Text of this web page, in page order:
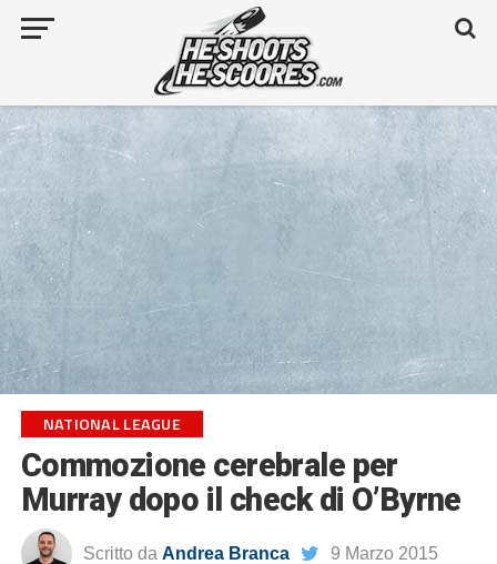
NATIONAL LEAGUE
Commozione cerebrale per
Murray dopo il check di O’Byrne
Scritto da Andrea Branca 9 Marzo 2015